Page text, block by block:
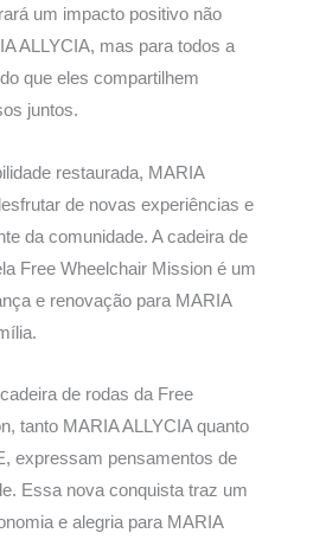
um impacto positivo não
ALLYCIA, mas para todos a
que eles compartilhem
juntos.
restaurada, MARIA
de novas experiências e
da comunidade. A cadeira de
Free Wheelchair Mission é um
e renovação para MARIA
de rodas da Free
tanto MARIA ALLYCIA quanto
expressam pensamentos de
Essa nova conquista traz um
e alegria para MARIA